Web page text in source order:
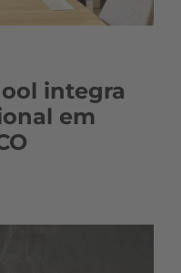
integra
em